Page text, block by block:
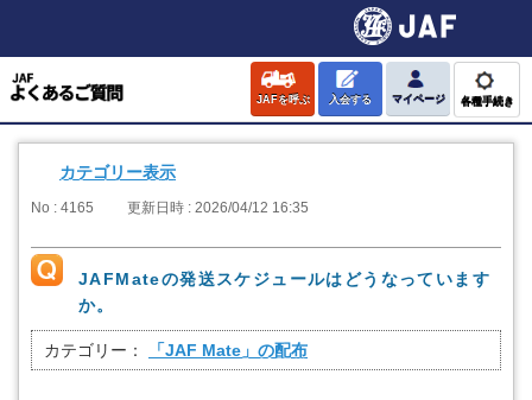
JAFを呼ぶ 入会する マイページ 各種手続き
カテゴリー表示
No : 4165 更新日時 : 2026/04/12 16:35
JAFMateの発送スケジュールはどうなっています
か。
カテゴリー： 「JAF Mate」の配布